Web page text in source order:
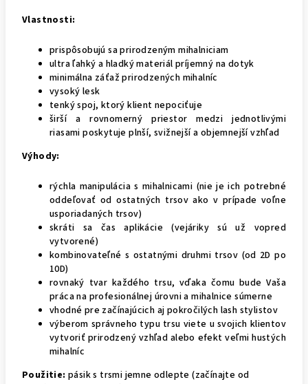
Vlastnosti:
prispôsobujú sa prirodzeným mihalniciam
ultra ľahký a hladký materiál príjemný na dotyk
minimálna záťaž prirodzených mihalníc
vysoký lesk
tenký spoj, ktorý klient nepociťuje
širší a rovnomerný priestor medzi jednotlivými
riasami poskytuje plnší, svižnejší a objemnejší vzhľad
Výhody:
rýchla manipulácia s mihalnicami (nie je ich potrebné
oddeľovať od ostatných trsov ako v prípade voľne
usporiadaných trsov)
skráti sa čas aplikácie (vejáriky sú už vopred
vytvorené)
kombinovateľné s ostatnými druhmi trsov (od 2D po
10D)
rovnaký tvar každého trsu, vďaka čomu bude Vaša
práca na profesionálnej úrovni a mihalnice súmerne
vhodné pre začínajúcich aj pokročilých lash stylistov
výberom správneho typu trsu viete u svojich klientov
vytvoriť prirodzený vzhľad alebo efekt veľmi hustých
mihalníc
Použitie: pásik s trsmi jemne odlepte (začínajte od